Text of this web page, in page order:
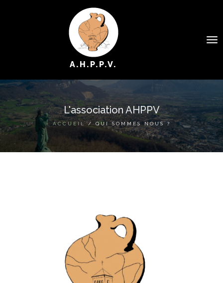
A.H.P.P.V.
QUI SOMMES NOUS ?
LES PERSONNES
L'association AHPPV
ACCUEIL/ QUI SOMMES NOUS ?